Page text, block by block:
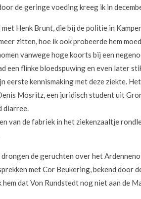
de geringe voeding kreeg ik in
Henk Brunt, die bij de politie in
zitten, hoe ik ook probeerde hem
vanwege hoge koorts bij een
een flinke bloedspuwing en even later
eerste kennismaking met deze ziekte.
Mosritz, een juridisch student uit
diarree.
van de fabriek in het ziekenzaaltje
de geruchten over het
met Cor Beukering, bekend door
dat Von Rundstedt nog niet aan de